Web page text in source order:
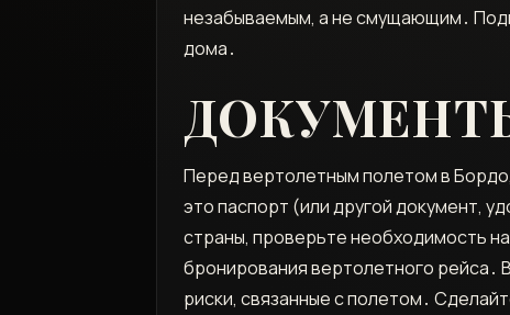
незабываемым, а не смущающим․
дома․
Перед вертолетным полетом в
это паспорт (или другой документ,
страны, проверьте необходимость
бронирования вертолетного
риски, связанные с полетом․